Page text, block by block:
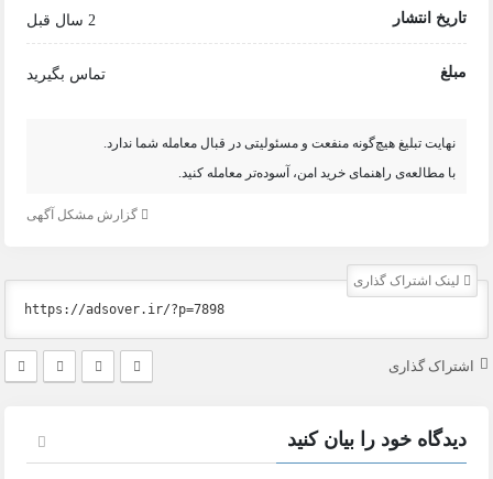
تاریخ انتشار 2 سال قبل
مبلغ تماس بگیرید
نهایت تبلیغ هیچ‌گونه منفعت و مسئولیتی در قبال معامله شما ندارد.
با مطالعه‌ی راهنمای خرید امن، آسوده‌تر معامله کنید.
گزارش مشکل آگهی
لینک اشتراک گذاری
اشتراک گذاری
دیدگاه خود را بیان کنید